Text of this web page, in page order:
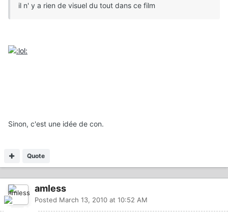
il n' y a rien de visuel du tout dans ce film
Sinon, c'est une idée de con.
Quote
amless
Posted March 13, 2010 at 10:52 AM